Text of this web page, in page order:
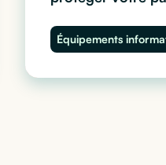
Ralentissements,
anormaux...
sécurité sur vos
Équipements